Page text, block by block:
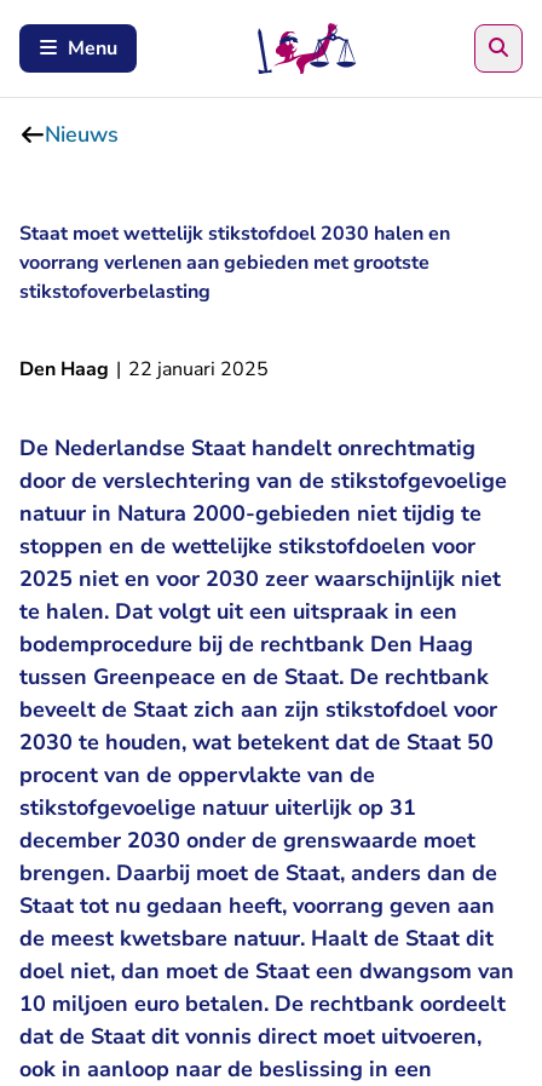
Menu
Nieuws
Staat moet wettelijk stikstofdoel 2030 halen en
voorrang verlenen aan gebieden met grootste
stikstofoverbelasting
Den Haag | 22 januari 2025
De Nederlandse Staat handelt onrechtmatig
door de verslechtering van de stikstofgevoelige
natuur in Natura 2000-gebieden niet tijdig te
stoppen en de wettelijke stikstofdoelen voor
2025 niet en voor 2030 zeer waarschijnlijk niet
te halen. Dat volgt uit een uitspraak in een
bodemprocedure bij de rechtbank Den Haag
tussen Greenpeace en de Staat. De rechtbank
beveelt de Staat zich aan zijn stikstofdoel voor
2030 te houden, wat betekent dat de Staat 50
procent van de oppervlakte van de
stikstofgevoelige natuur uiterlijk op 31
december 2030 onder de grenswaarde moet
brengen. Daarbij moet de Staat, anders dan de
Staat tot nu gedaan heeft, voorrang geven aan
de meest kwetsbare natuur. Haalt de Staat dit
doel niet, dan moet de Staat een dwangsom van
10 miljoen euro betalen. De rechtbank oordeelt
dat de Staat dit vonnis direct moet uitvoeren,
ook in aanloop naar de beslissing in een